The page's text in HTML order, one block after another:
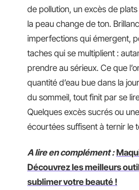
de pollution, un excès de
la peau change de ton.
imperfections qui émergent,
taches qui se multiplient :
prendre au sérieux. Ce que
quantité d’eau bue dans la
du sommeil, tout finit par se
Quelques excès sucrés ou
écourtées suffisent à ternir le
A lire en complément :
Découvrez les meilleurs
sublimer votre beauté !